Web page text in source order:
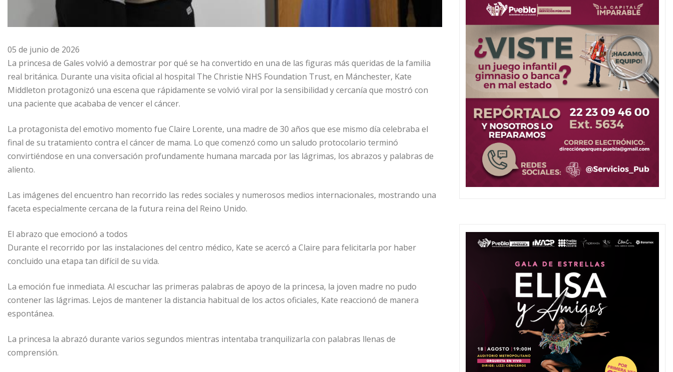
05 de junio de 2026
La princesa de Gales volvió a demostrar por qué se ha convertido en una de las figuras más queridas de la familia
real británica. Durante una visita oficial al hospital The Christie NHS Foundation Trust, en Mánchester, Kate
Middleton protagonizó una escena que rápidamente se volvió viral por la sensibilidad y cercanía que mostró con
una paciente que acababa de vencer el cáncer.
La protagonista del emotivo momento fue Claire Lorente, una madre de 30 años que ese mismo día celebraba el
final de su tratamiento contra el cáncer de mama. Lo que comenzó como un saludo protocolario terminó
convirtiéndose en una conversación profundamente humana marcada por las lágrimas, los abrazos y palabras de
aliento.
Las imágenes del encuentro han recorrido las redes sociales y numerosos medios internacionales, mostrando una
faceta especialmente cercana de la futura reina del Reino Unido.
El abrazo que emocionó a todos
Durante el recorrido por las instalaciones del centro médico, Kate se acercó a Claire para felicitarla por haber
concluido una etapa tan difícil de su vida.
La emoción fue inmediata. Al escuchar las primeras palabras de apoyo de la princesa, la joven madre no pudo
contener las lágrimas. Lejos de mantener la distancia habitual de los actos oficiales, Kate reaccionó de manera
espontánea.
La princesa la abrazó durante varios segundos mientras intentaba tranquilizarla con palabras llenas de
comprensión.